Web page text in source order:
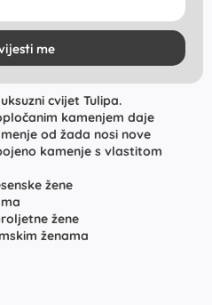
me
cvijet Tulipa.
kamenjem daje
od žada nosi nove
kamenje s vlastitom
žene
žene
ženama